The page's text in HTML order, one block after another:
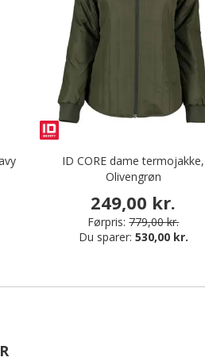
ID CORE dame termojakke,
Olivengrøn
249,00 kr.
Førpris: 779,00 kr.
Du sparer: 530,00 kr.